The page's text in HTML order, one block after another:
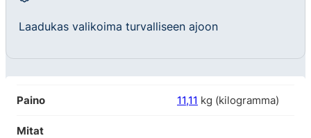
Laadukas valikoima turvalliseen ajoon
Paino 11,11 kg (kilogramma)
Mitat